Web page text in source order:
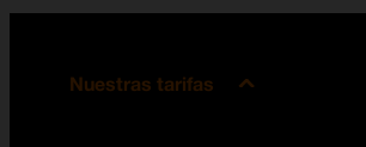
Nuestras tarifas